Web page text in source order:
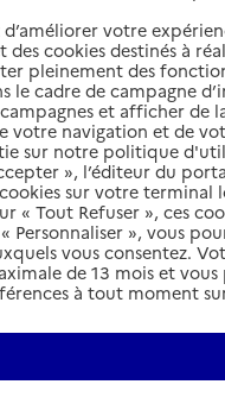
recherche aux favoris
votre
cookies destinés à
pleinement des
le cadre de campagne
et afficher de
votre navigation et de
sur notre politique
», l’éditeur du
sur votre terminal
« Tout Refuser », ces
Personnaliser », vous
vous consentez.
de 13 mois et
à tout moment